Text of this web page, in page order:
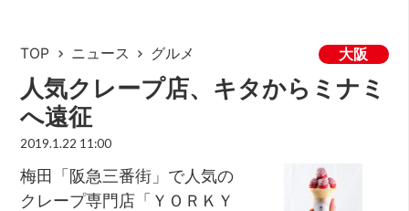
TOP ニュース グルメ 大阪
人気クレープ店、キタからミナミ
へ遠征
2019.1.22 11:00
梅田「阪急三番街」で人気の
クレープ専門店「ＹＯＲＫＹ